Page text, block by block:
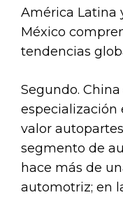
América Latina
México
tendencias
Segundo.
especialización
valor
segmento de
hace más de
automotriz; en